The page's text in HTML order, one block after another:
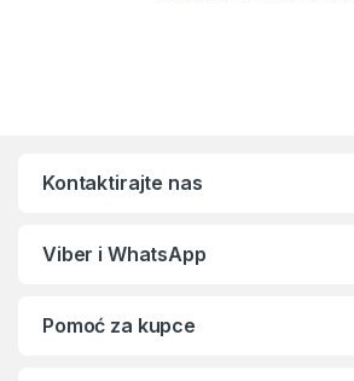
Kontaktirajte nas
Viber i WhatsApp
Pomoć za kupce